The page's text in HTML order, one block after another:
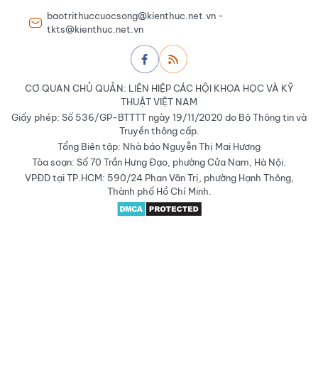
baotrithuccuocsong@kienthuc.net.vn -
tkts@kienthuc.net.vn
CƠ QUAN CHỦ QUẢN: LIÊN HIỆP CÁC HỘI KHOA HỌC VÀ KỸ
THUẬT VIỆT NAM
Giấy phép: Số 536/GP-BTTTT ngày 19/11/2020 do Bộ Thông tin và
Truyền thông cấp.
Tổng Biên tập: Nhà báo Nguyễn Thị Mai Hương
Tòa soạn: Số 70 Trần Hưng Đạo, phường Cửa Nam, Hà Nội.
VPĐD tại TP.HCM: 590/24 Phan Văn Trị, phường Hạnh Thông,
Thành phố Hồ Chí Minh.